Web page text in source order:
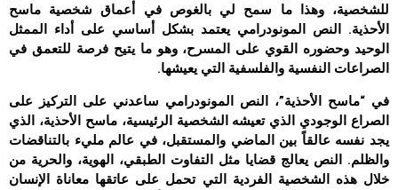
للشخصية، وهذا ما سمح لي بالغوص في أعماق شخصية ماسح
الأحذية. النص المونودرامي يعتمد بشكل أساسي على أداء الممثل
الوحيد وحضوره القوي على المسرح، وهو ما يتيح فرصة للتعمق في
الصراعات النفسية والفلسفية التي يعيشها.
في “ماسح الأحذية”، النص المونودرامي ساعدني على التركيز على
الصراع الوجودي الذي تعيشه الشخصية الرئيسية، ماسح الأحذية، الذي
يجد نفسه عالقاً بين الماضي والمستقبل، في عالم مليء بالتناقضات
والظلم. النص يعالج قضايا مثل التفاوت الطبقي، الهوية، والحرية من
خلال هذه الشخصية الفردية التي تحمل على عاتقها معاناة الإنسان